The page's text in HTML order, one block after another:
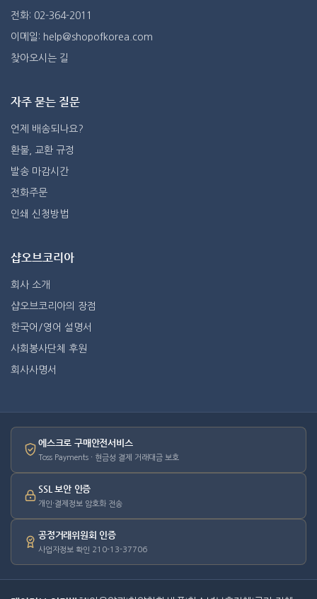
전화: 02-364-2011
이메일: help@shopofkorea.com
찾아오시는 길
자주 묻는 질문
언제 배송되나요?
환불, 교환 규정
발송 마감시간
전화주문
인쇄 신청방법
샵오브코리아
회사 소개
샵오브코리아의 장점
한국어/영어 설명서
사회봉사단체 후원
회사사명서
에스크로 구매안전서비스
Toss Payments · 현금성 결제 거래대금 보호
SSL 보안 인증
개인·결제정보 암호화 전송
공정거래위원회 인증
사업자정보 확인 210-13-37706